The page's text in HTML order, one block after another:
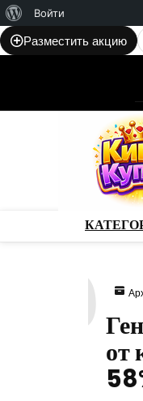
WordPress
Войти
Разместить акцию
от